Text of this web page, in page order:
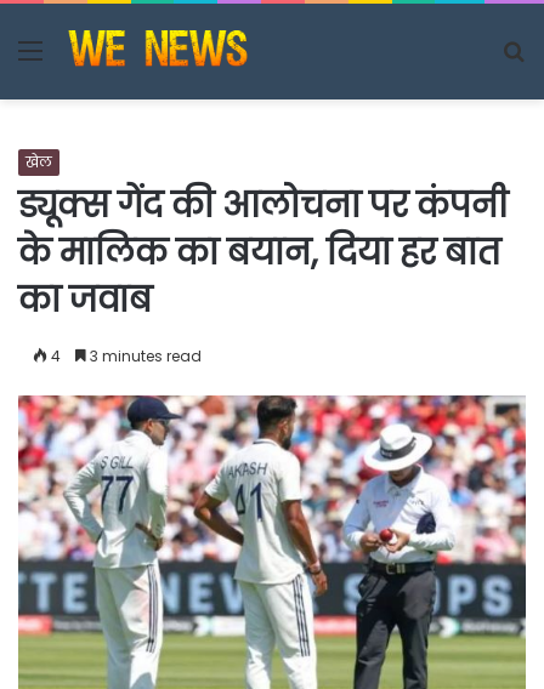
Menu
खेल
ड्यूक्स गेंद की आलोचना पर कंपनी
के मालिक का बयान, दिया हर बात
का जवाब
4 3 minutes read